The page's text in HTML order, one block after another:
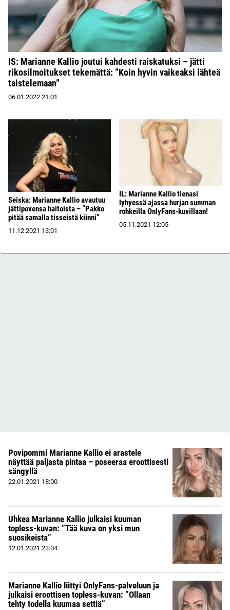
IS: Marianne Kallio joutui kahdesti raiskatuksi – jätti
rikosilmoitukset tekemättä: ”Koin hyvin vaikeaksi lähteä
taistelemaan”
06.01.2022 21:01
Seiska: Marianne Kallio avautuu
jättipovensa haitoista – ”Pakko
pitää samalla tisseistä kiinni”
11.12.2021 13:01
IL: Marianne Kallio tienasi
lyhyessä ajassa hurjan summan
rohkeilla OnlyFans-kuvillaan!
05.11.2021 12:05
Povipommi Marianne Kallio ei arastele
näyttää paljasta pintaa – poseeraa eroottisesti
sängyllä
22.01.2021 18:00
Uhkea Marianne Kallio julkaisi kuuman
topless-kuvan: ”Tää kuva on yksi mun
suosikeista”
12.01.2021 23:04
Marianne Kallio liittyi OnlyFans-palveluun ja
julkaisi eroottisen topless-kuvan: ”Ollaan
tehty todella kuumaa settiä”